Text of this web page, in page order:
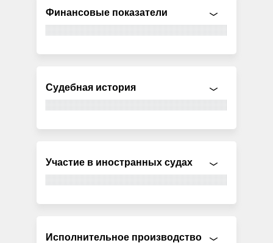
Финансовые показатели
Судебная история
Участие в иностранных судах
Исполнительное производство